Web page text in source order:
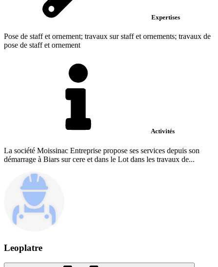
Expertises
Pose de staff et ornement; travaux sur staff et ornements; travaux de
pose de staff et ornement
Activités
La société Moissinac Entreprise propose ses services depuis son
démarrage à Biars sur cere et dans le Lot dans les travaux de...
Leoplatre